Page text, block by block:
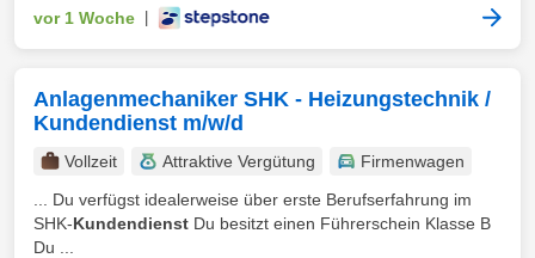
vor 1 Woche
Anlagenmechaniker SHK - Heizungstechnik /
Kundendienst m/w/d
Vollzeit Attraktive Vergütung
Firmenwagen
... Du verfügst idealerweise über erste Berufserfahrung im
SHK-Kundendienst Du besitzt einen Führerschein Klasse B
Du ...